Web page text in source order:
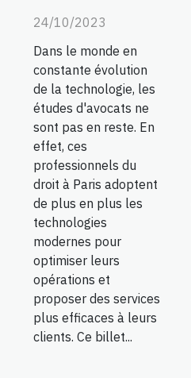
24/10/2023
Dans le monde en
constante évolution
de la technologie, les
études d'avocats ne
sont pas en reste. En
effet, ces
professionnels du
droit à Paris adoptent
de plus en plus les
technologies
modernes pour
optimiser leurs
opérations et
proposer des services
plus efficaces à leurs
clients. Ce billet...